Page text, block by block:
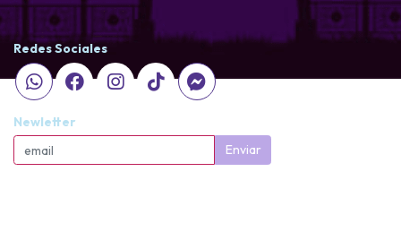
Redes Sociales
Newletter
Enviar